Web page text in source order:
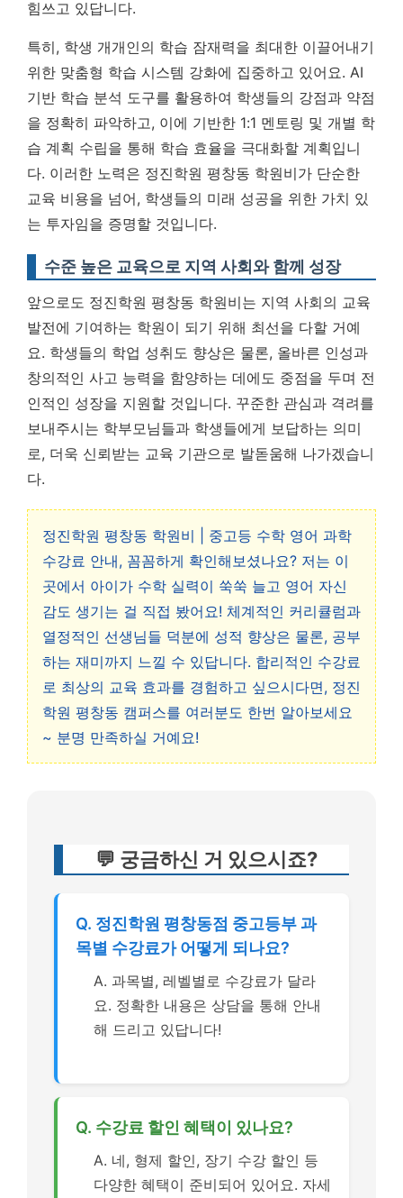
힘쓰고 있답니다.
특히, 학생 개개인의 학습 잠재력을 최대한 이끌어내기
위한 맞춤형 학습 시스템 강화에 집중하고 있어요. AI
기반 학습 분석 도구를 활용하여 학생들의 강점과 약점
을 정확히 파악하고, 이에 기반한 1:1 멘토링 및 개별 학
습 계획 수립을 통해 학습 효율을 극대화할 계획입니
다. 이러한 노력은 정진학원 평창동 학원비가 단순한
교육 비용을 넘어, 학생들의 미래 성공을 위한 가치 있
는 투자임을 증명할 것입니다.
수준 높은 교육으로 지역 사회와 함께 성장
앞으로도 정진학원 평창동 학원비는 지역 사회의 교육
발전에 기여하는 학원이 되기 위해 최선을 다할 거예
요. 학생들의 학업 성취도 향상은 물론, 올바른 인성과
창의적인 사고 능력을 함양하는 데에도 중점을 두며 전
인적인 성장을 지원할 것입니다. 꾸준한 관심과 격려를
보내주시는 학부모님들과 학생들에게 보답하는 의미
로, 더욱 신뢰받는 교육 기관으로 발돋움해 나가겠습니
다.
정진학원 평창동 학원비 | 중고등 수학 영어 과학
수강료 안내, 꼼꼼하게 확인해보셨나요? 저는 이
곳에서 아이가 수학 실력이 쑥쑥 늘고 영어 자신
감도 생기는 걸 직접 봤어요! 체계적인 커리큘럼과
열정적인 선생님들 덕분에 성적 향상은 물론, 공부
하는 재미까지 느낄 수 있답니다. 합리적인 수강료
로 최상의 교육 효과를 경험하고 싶으시다면, 정진
학원 평창동 캠퍼스를 여러분도 한번 알아보세요
~ 분명 만족하실 거예요!
💬 궁금하신 거 있으시죠?
Q. 정진학원 평창동점 중고등부 과
목별 수강료가 어떻게 되나요?
A. 과목별, 레벨별로 수강료가 달라
요. 정확한 내용은 상담을 통해 안내
해 드리고 있답니다!
Q. 수강료 할인 혜택이 있나요?
A. 네, 형제 할인, 장기 수강 할인 등
다양한 혜택이 준비되어 있어요. 자세